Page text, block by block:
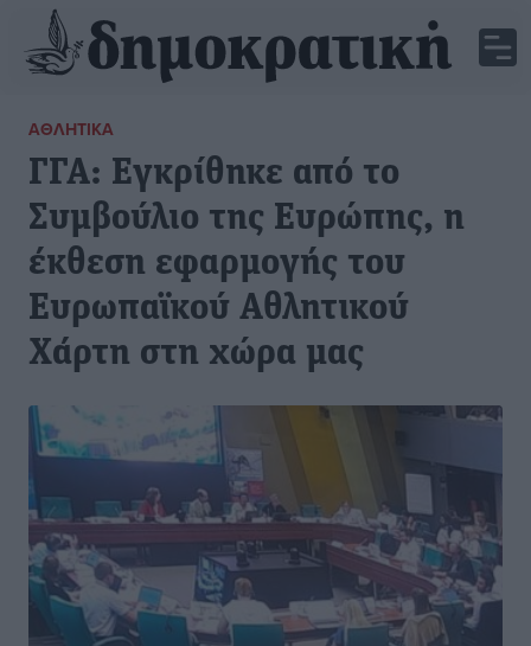
ΑΘΛΗΤΙΚΆ
ΓΓΑ: Εγκρίθηκε από το
Συμβούλιο της Ευρώπης, η
έκθεση εφαρμογής του
Ευρωπαϊκού Αθλητικού
Χάρτη στη χώρα μας